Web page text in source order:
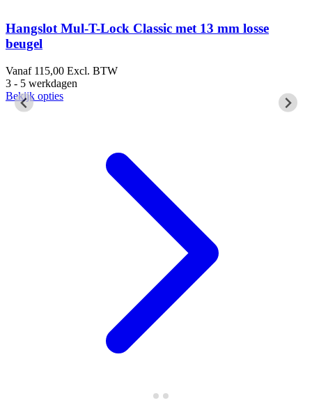
Hangslot Mul-T-Lock Classic met 13 mm losse
beugel
Vanaf 115,00 Excl. BTW
3 - 5 werkdagen
Bekijk opties